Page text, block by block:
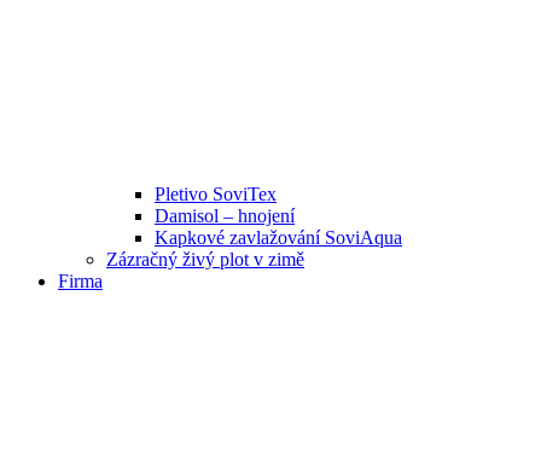
Pletivo SoviTex
Damisol – hnojení
Kapkové zavlažování SoviAqua
Zázračný živý plot v zimě
Firma